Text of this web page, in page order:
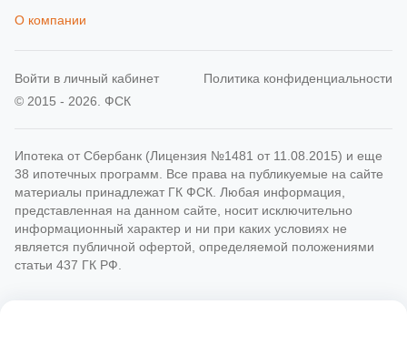
О компании
© 2015 - 2026. ФСК
Политика конфиденциальности
Ипотека от Сбербанк (Лицензия №1481 от 11.08.2015) и еще
38 ипотечных программ. Все права на публикуемые на сайте
материалы принадлежат ГК ФСК. Любая информация,
представленная на данном сайте, носит исключительно
информационный характер и ни при каких условиях не
является публичной офертой, определяемой положениями
статьи 437 ГК РФ.
Войти в личный кабинет